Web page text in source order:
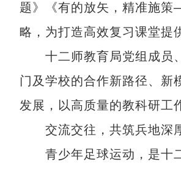
题》《有的放矢，精准施
略，为打造高效复习课堂提
十二师教育局党组成员、
门及学校的合作新路径、新
发展，以高质量的教科研工
交流交往，共筑兵地深
青少年足球运动，是十二